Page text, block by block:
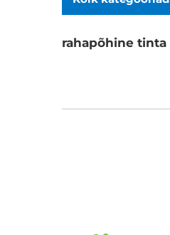
rahapõhine tinta